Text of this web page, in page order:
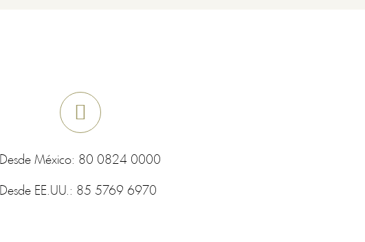
Desde México: 80 0824 0000
Desde EE.UU.: 85 5769 6970